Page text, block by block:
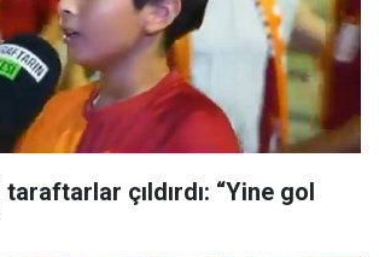
çıldırdı: “Yine gol